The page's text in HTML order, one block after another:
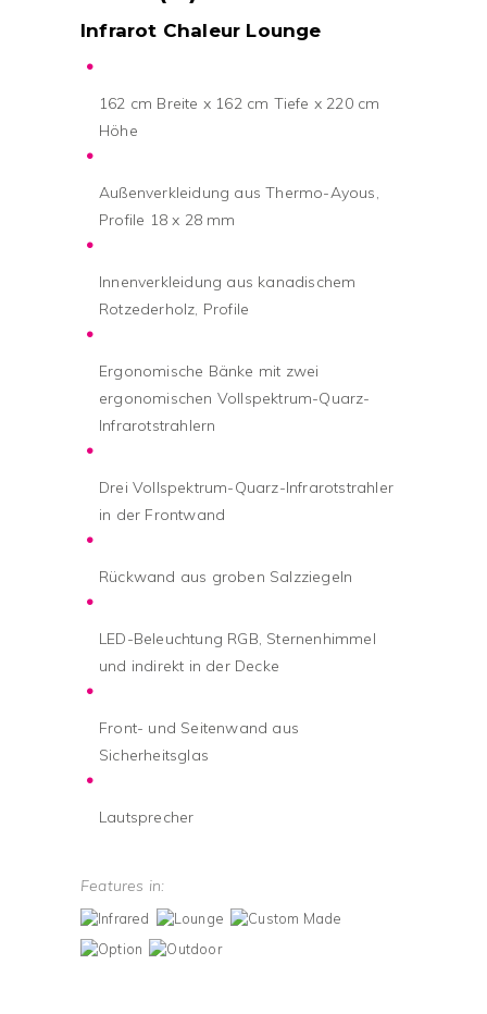
Infrarot Chaleur Lounge
162 cm Breite x 162 cm Tiefe x 220 cm
Höhe
Außenverkleidung aus Thermo-Ayous,
Profile 18 x 28 mm
Innenverkleidung aus kanadischem
Rotzederholz, Profile
Ergonomische Bänke mit zwei
ergonomischen Vollspektrum-Quarz-
Infrarotstrahlern
Drei Vollspektrum-Quarz-Infrarotstrahler
in der Frontwand
Rückwand aus groben Salzziegeln
LED-Beleuchtung RGB, Sternenhimmel
und indirekt in der Decke
Front- und Seitenwand aus
Sicherheitsglas
Lautsprecher
Features in: